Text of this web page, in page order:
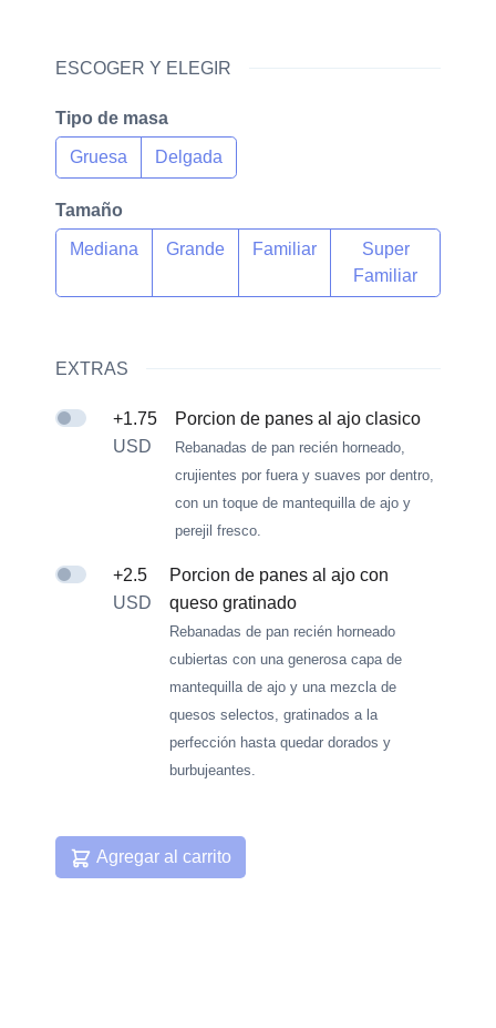
ESCOGER Y ELEGIR
Tipo de masa
Gruesa Delgada
Tamaño
Mediana Grande Familiar
Super
Familiar
EXTRAS
+1.75
USD
Porcion de panes al ajo clasico
Rebanadas de pan recién horneado,
crujientes por fuera y suaves por dentro,
con un toque de mantequilla de ajo y
perejil fresco.
+2.5
USD
Porcion de panes al ajo con
queso gratinado
Rebanadas de pan recién horneado
cubiertas con una generosa capa de
mantequilla de ajo y una mezcla de
quesos selectos, gratinados a la
perfección hasta quedar dorados y
burbujeantes.
Agregar al carrito